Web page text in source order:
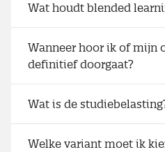
Wat houdt blended
Wanneer hoor ik of mijn
definitief doorgaat?
Wat is de
Welke variant moet ik